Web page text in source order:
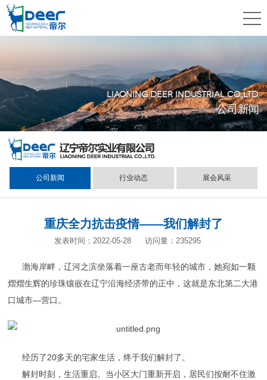
LIAONING DEER INDUSTRIAL CO.,LTD.
公司新闻
公司新闻 行业动态 展会风采
重庆全力抗击疫情——我们解封了
发表时间：2022-05-28 访问量：235295
渤海岸畔，辽河之滨坐落着一座古老而年轻的城市，她宛如一颗
熠熠生辉的珍珠镶嵌在辽宁沿海经济带的正中，这就是东北第二大港
口城市—营口。
经历了20多天的宅家生活，终于我们解封了。
解封时刻，生活重启。 当小区大门重新开启，居民们按耐不住激